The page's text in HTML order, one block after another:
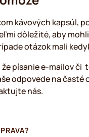
kávových kapsúl,
dôležité, aby
otázok mali
že písanie e-mailov
odpovede na
nás.